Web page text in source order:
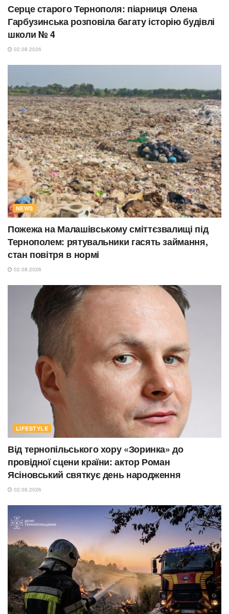
Серце старого Тернополя: піарниця Олена
Гарбузинська розповіла багату історію будівлі
школи № 4
02.08.2026
NEWS
Пожежа на Малашівському сміттєзвалищі під
Тернополем: рятувальники гасять займання,
стан повітря в нормі
02.08.2026
LIFESTYLE
Від тернопільського хору «Зоринка» до
провідної сцени країни: актор Роман
Ясіновський святкує день народження
02.08.2026